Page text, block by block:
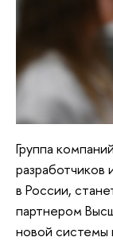
Группа
разработчиков
в России,
партнером
новой системы